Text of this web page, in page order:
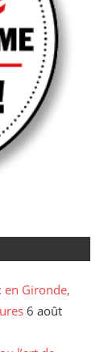
en Gironde,
6 août